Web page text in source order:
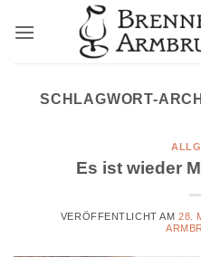
Inhalt
SCHLAGWORT-
Es ist wieder
VERÖFFENTLICHT AM 28.